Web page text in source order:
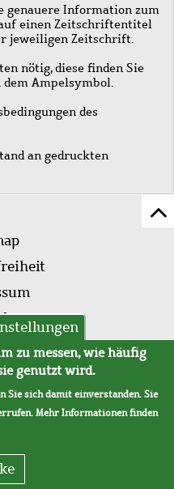
genauere Information zum
einen Zeitschriftentitel
jeweiligen Zeitschrift.
nötig, diese finden Sie
Ampelsymbol.
des
an gedruckten
zu messen, wie häufig
genutzt wird.
Sie sich damit einverstanden. Sie
Mehr Informationen finden